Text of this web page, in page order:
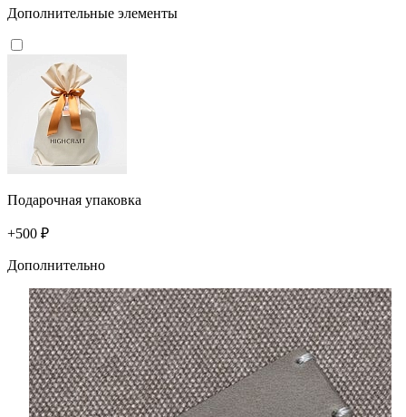
Дополнительные элементы
Подарочная упаковка
+500 ₽
Дополнительно